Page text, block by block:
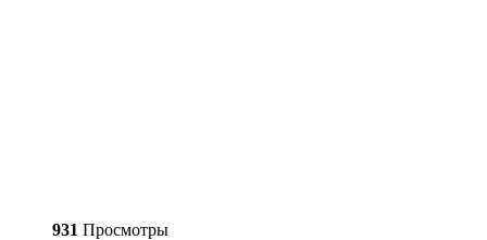
931 Просмотры